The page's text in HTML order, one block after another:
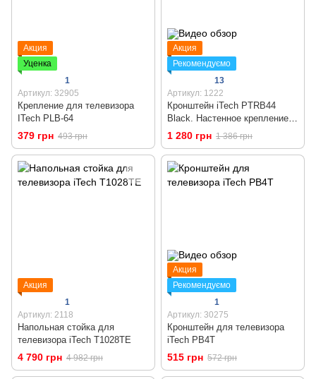
Акция
Уценка
1
Артикул: 32905
Крепление для телевизора
ITech PLB-64
379 грн 493 грн
Акция
Рекомендуємо
13
Артикул: 1222
Кронштейн iTech PTRB44
Black. Настенное крепление
для телевизора 32 - 55
дюймов
1 280 грн 1 386 грн
Акция
1
Артикул: 2118
Напольная стойка для
телевизора iTech T1028TE
4 790 грн 4 982 грн
Акция
Рекомендуємо
1
Артикул: 30275
Кронштейн для телевизора
iTech PB4T
515 грн 572 грн